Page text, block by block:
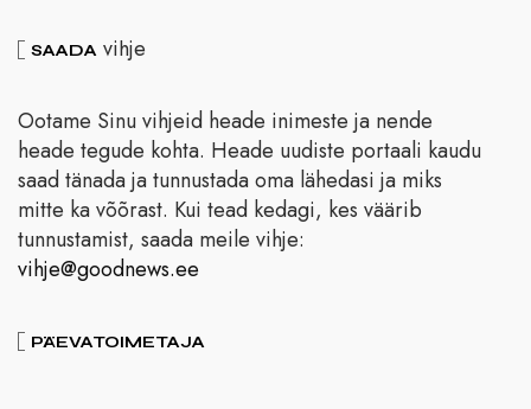
SAADA vihje
Ootame Sinu vihjeid heade inimeste ja nende
heade tegude kohta. Heade uudiste portaali kaudu
saad tänada ja tunnustada oma lähedasi ja miks
mitte ka võõrast. Kui tead kedagi, kes väärib
tunnustamist, saada meile vihje:
vihje@goodnews.ee
PÄEVATOIMETAJA